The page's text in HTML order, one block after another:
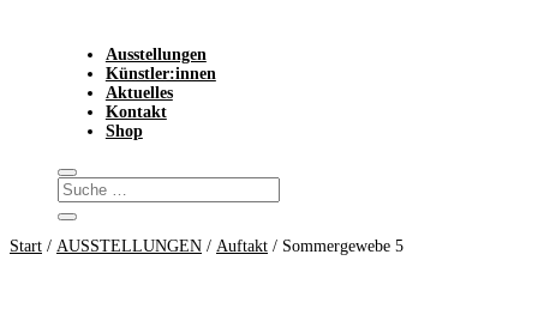
Ausstellungen
Künstler:innen
Aktuelles
Kontakt
Shop
Start / AUSSTELLUNGEN / Auftakt / Sommergewebe 5